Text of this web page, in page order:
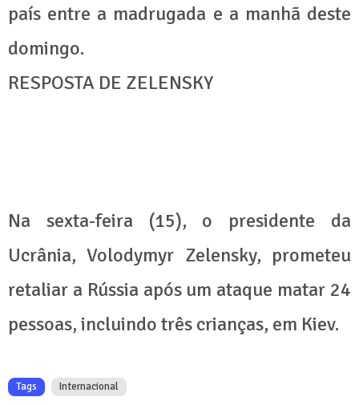
país entre a madrugada e a manhã deste
domingo.
RESPOSTA DE ZELENSKY
Na sexta-feira (15), o presidente da
Ucrânia, Volodymyr Zelensky, prometeu
retaliar a Rússia após um ataque matar 24
pessoas, incluindo três crianças, em Kiev.
Tags Internacional